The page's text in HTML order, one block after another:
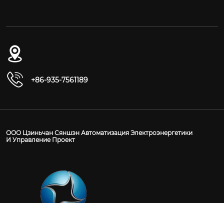
+86-935-7561189
ООО Цзиньчан Сяншэн Автоматизация Электроэнергетики
И Управление Проект